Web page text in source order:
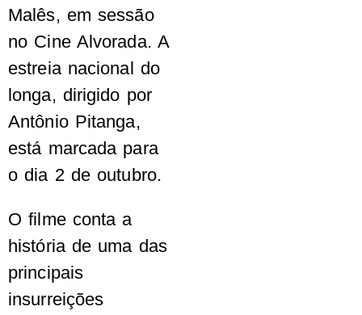
Malês, em sessão
no Cine Alvorada. A
estreia nacional do
longa, dirigido por
Antônio Pitanga,
está marcada para
o dia 2 de outubro.
O filme conta a
história de uma das
principais
insurreições